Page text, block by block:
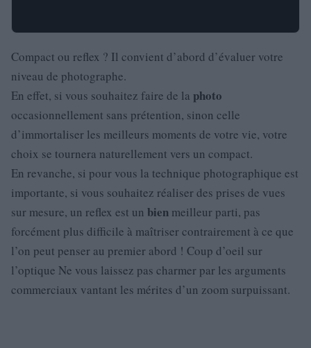
Compact ou reflex ? Il convient d’abord d’évaluer votre
niveau de photographe.
En effet, si vous souhaitez faire de la photo
occasionnellement sans prétention, sinon celle
d’immortaliser les meilleurs moments de votre vie, votre
choix se tournera naturellement vers un compact.
En revanche, si pour vous la technique photographique est
importante, si vous souhaitez réaliser des prises de vues
sur mesure, un reflex est un bien meilleur parti, pas
forcément plus difficile à maîtriser contrairement à ce que
l’on peut penser au premier abord ! Coup d’oeil sur
l’optique Ne vous laissez pas charmer par les arguments
commerciaux vantant les mérites d’un zoom surpuissant.